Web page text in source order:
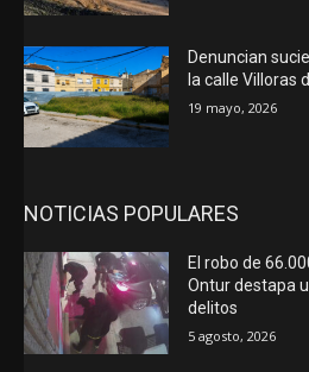
Denuncian
la calle Villoras
19 mayo, 2026
NOTICIAS POPULARES
El robo de
Ontur destapa
delitos
5 agosto, 2026